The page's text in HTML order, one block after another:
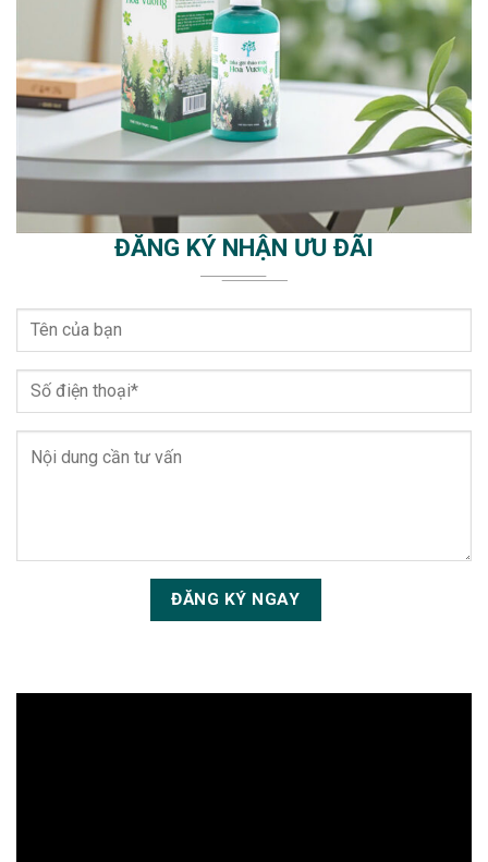
ĐĂNG KÝ NHẬN ƯU ĐÃI